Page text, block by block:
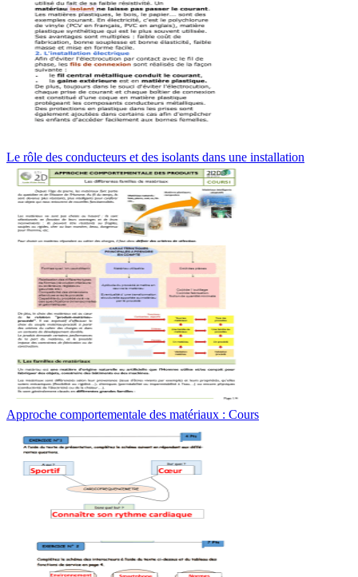
Le rôle des conducteurs et des isolants dans une installation
Approche comportementale des matériaux : Cours